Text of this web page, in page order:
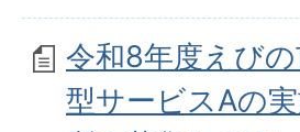
令和8年度えび
型サービスAの